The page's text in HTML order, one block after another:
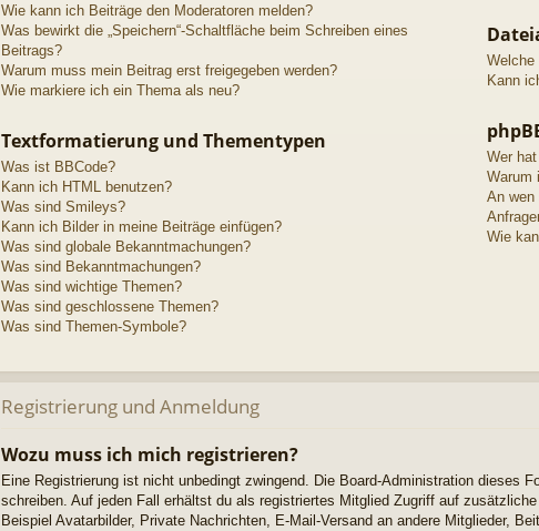
Wie kann ich Beiträge den Moderatoren melden?
Was bewirkt die „Speichern“-Schaltfläche beim Schreiben eines
Beitrags?
Warum muss mein Beitrag erst freigegeben werden?
Wie markiere ich ein Thema als neu?
Textformatierung und Thementypen
Was ist BBCode?
Kann ich HTML benutzen?
Was sind Smileys?
Kann ich Bilder in meine Beiträge einfügen?
Was sind globale Bekanntmachungen?
Was sind Bekanntmachungen?
Was sind wichtige Themen?
Was sind geschlossene Themen?
Was sind Themen-Symbole?
Welche
Kann
Wer
Warum
An wen
Wie
Registrierung und Anmeldung
Wozu muss ich mich registrieren?
Eine Registrierung ist nicht unbedingt zwingend. Die Board-Administration dieses
schreiben. Auf jeden Fall erhältst du als registriertes Mitglied Zugriff auf
Beispiel Avatarbilder, Private Nachrichten, E-Mail-Versand an andere Mitglieder,